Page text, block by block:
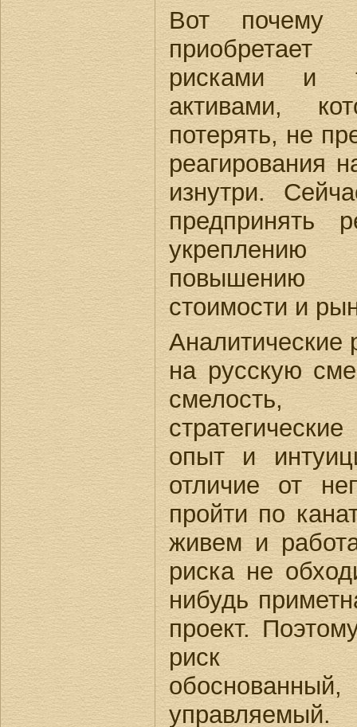
Вот почему
рисками и
активами,
потерять, не
реагирования
изнутри.
предпринять
повышению
стоимости и
на русскую
опыт и
отличие от
пройти по
живем и
риска не
нибудь
проект.
риск
управляемый.